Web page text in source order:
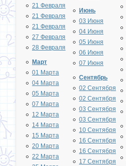
21 Февраля
21 Февраля
21 Февраля
27 Февраля
28 Февраля
Март
01 Марта
04 Марта
05 Марта
07 Марта
12 Марта
14 Марта
15 Марта
20 Марта
22 Марта
Июнь
03 Июня
04 Июня
05 Июня
06 Июня
07 Июня
Сентябрь
02 Сентября
02 Сентября
03 Сентября
03 Сентября
10 Сентября
16 Сентября
16 Сентября
17 Сентября